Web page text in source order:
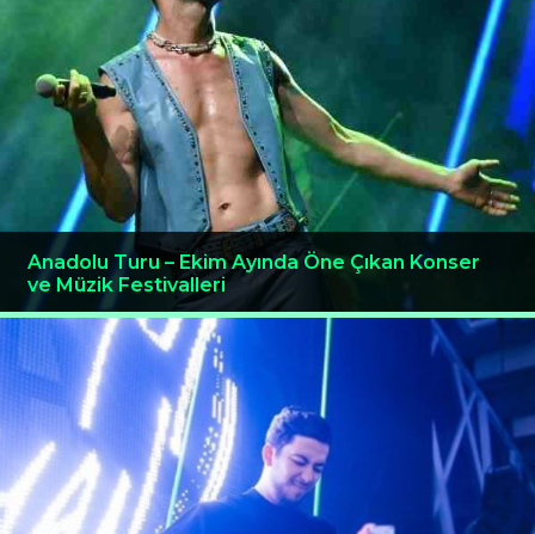
Anadolu Turu – Ekim Ayında Öne Çıkan Konser
ve Müzik Festivalleri